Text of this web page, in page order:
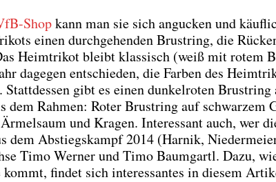
Shopkann man sie sich angu­cken und
einen durch­ge­hen­den Brust­ring, die
Heim­tri­kot bleibt klas­sisch (weiß mit rotem
dage­gen ent­schie­den, die Far­ben des
gibt es einen dun­kel­ro­ten Brust­ring
Rah­men: Roter Brust­ring auf schwar­zem
und Kra­gen. Inter­es­sant auch, wer
dem Abstiegs­kampf 2014 (Har­nik,
Timo Wer­ner und Timo Baum­gartl. Dazu,
fin­det sich inter­es­san­tes in die­sem